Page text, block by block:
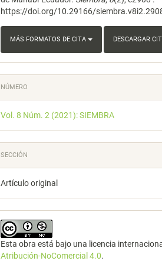
https://doi.org/10.29166/
MÁS FORMATOS DE CITA DESCARGAR
NÚMERO
Vol. 8 Núm. 2 (2021): SIEMBRA
SECCIÓN
Artículo original
Esta obra está bajo una licencia
Atribución-NoComercial 4.0.